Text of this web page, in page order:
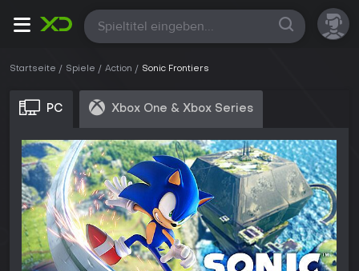
Alle
Startseite Spiele Action Sonic Frontiers
PC Xbox One & Xbox Series